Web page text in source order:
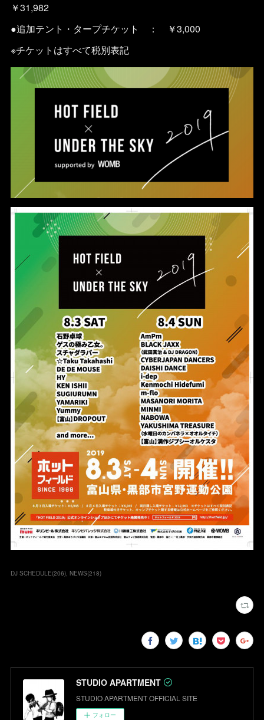
￥31,982
●追加テント・タープチケット ： ￥3,000
※チケットはすべて税別表記
DJ SCHEDULE(206) NEWS(218)
STUDIO APARTMENT
STUDIO APARTMENT OFFICIAL SITE
フォロー